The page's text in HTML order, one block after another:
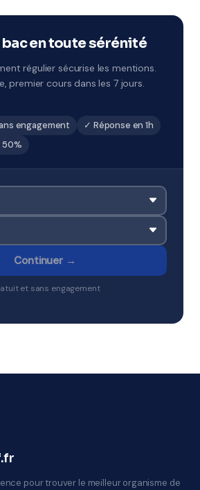
quartier.
en toute sérénité
régulier sécurise les mentions.
premier cours dans les 7 jours.
engagement
✓ Réponse en 1h
Continuer →
et sans engagement
pour trouver le meilleur organisme de